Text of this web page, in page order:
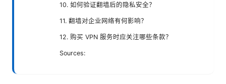
10. 如何验证翻墙后的隐私安全？
11. 翻墙对企业网络有何影响？
12. 购买 VPN 服务时应关注哪些条款？
Sources: